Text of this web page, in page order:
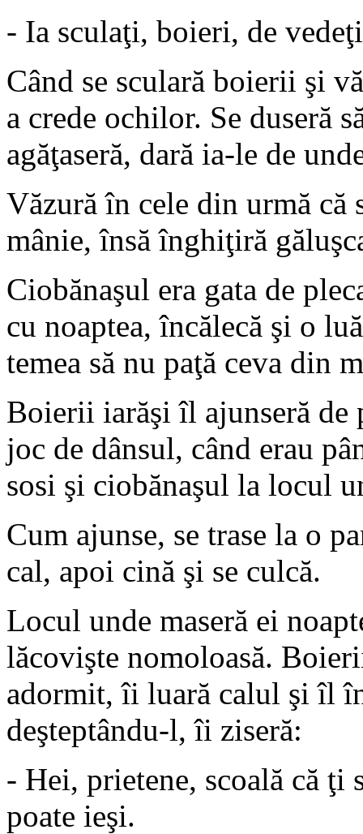
- Ia sculaţi, boieri, de
Când se sculară boierii şi
a crede ochilor. Se duseră
agăţaseră, dară ia-le de
Văzură în cele din urmă că
mânie, însă înghiţiră
Ciobănaşul era gata de
cu noaptea, încălecă şi o
temea să nu paţă ceva din
Boierii iarăşi îl ajunseră de
joc de dânsul, când erau
sosi şi ciobănaşul la locul
Cum ajunse, se trase la o
cal, apoi cină şi se culcă.
Locul unde maseră ei
lăcovişte nomoloasă.
adormit, îi luară calul şi îl
deşteptându-l, îi ziseră:
- Hei, prietene, scoală că
poate ieşi.